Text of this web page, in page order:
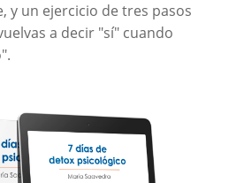
y un ejercicio de tres pasos
a decir "sí" cuando